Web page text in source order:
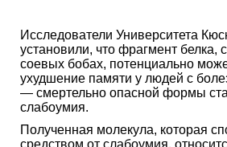
Исследователи Университета
установили, что фрагмент белка,
соевых бобах, потенциально
ухудшение памяти у людей с
— смертельно опасной формы
слабоумия.
Полученная молекула, которая
средством от слабоумия,